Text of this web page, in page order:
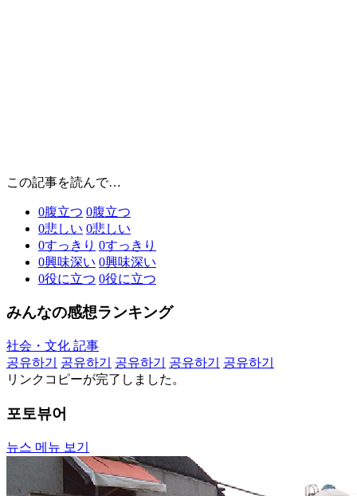
この記事を読んで…
0腹立つ 0腹立つ
0悲しい 0悲しい
0すっきり 0すっきり
0興味深い 0興味深い
0役に立つ 0役に立つ
みんなの感想ランキング
社会・文化 記事
공유하기
공유하기 공유하기 공유하기
공유하기
リンクコピーが完了しました。
포토뷰어
뉴스 메뉴 보기